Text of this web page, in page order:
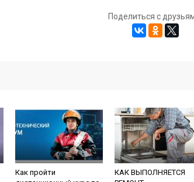
Поделиться с
Как пройти
КАК ВЫПОЛНЯЕТСЯ